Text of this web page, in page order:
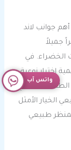
جوانب لاند
جميلاً
الخضراء. في
اختيار نوعية
الطقس المحلي
الخيار الأمثل
طبيعي
واتس آب